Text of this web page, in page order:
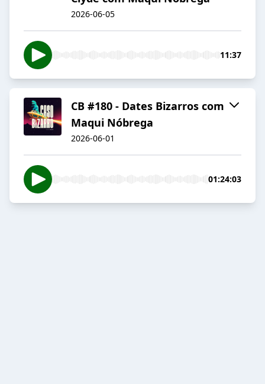
2026-06-05
11:37
CB #180 - Dates Bizarros com
Maqui Nóbrega
2026-06-01
01:24:03